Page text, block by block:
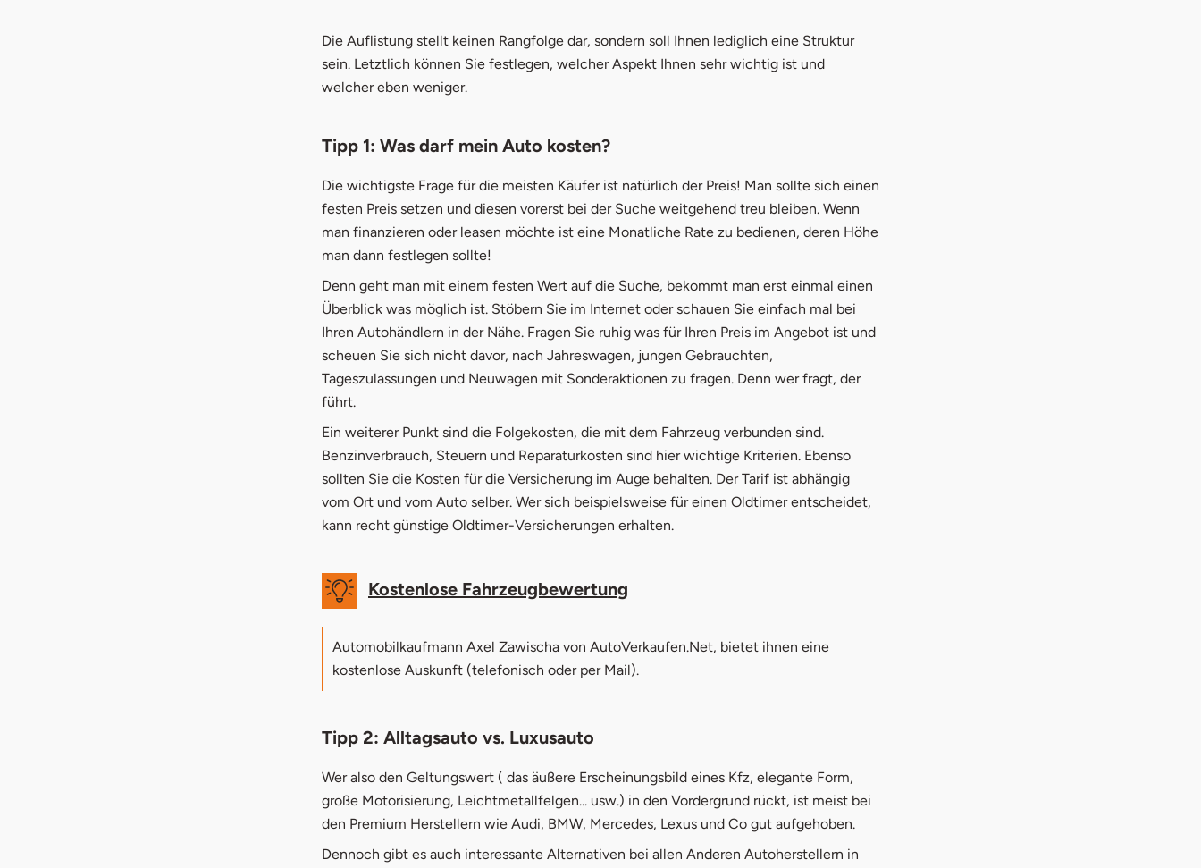
Die Auflistung stellt keinen Rangfolge dar, sondern soll Ihnen lediglich eine Struktur
sein. Letztlich können Sie festlegen, welcher Aspekt Ihnen sehr wichtig ist und
welcher eben weniger.
Tipp 1: Was darf mein Auto kosten?
Die wichtigste Frage für die meisten Käufer ist natürlich der Preis! Man sollte sich einen
festen Preis setzen und diesen vorerst bei der Suche weitgehend treu bleiben. Wenn
man finanzieren oder leasen möchte ist eine Monatliche Rate zu bedienen, deren Höhe
man dann festlegen sollte!
Denn geht man mit einem festen Wert auf die Suche, bekommt man erst einmal einen
Überblick was möglich ist. Stöbern Sie im Internet oder schauen Sie einfach mal bei
Ihren Autohändlern in der Nähe. Fragen Sie ruhig was für Ihren Preis im Angebot ist und
scheuen Sie sich nicht davor, nach Jahreswagen, jungen Gebrauchten,
Tageszulassungen und Neuwagen mit Sonderaktionen zu fragen. Denn wer fragt, der
führt.
Ein weiterer Punkt sind die Folgekosten, die mit dem Fahrzeug verbunden sind.
Benzinverbrauch, Steuern und Reparaturkosten sind hier wichtige Kriterien. Ebenso
sollten Sie die Kosten für die Versicherung im Auge behalten. Der Tarif ist abhängig
vom Ort und vom Auto selber. Wer sich beispielsweise für einen Oldtimer entscheidet,
kann recht günstige Oldtimer-Versicherungen erhalten.
Kostenlose Fahrzeugbewertung
Automobilkaufmann Axel Zawischa von AutoVerkaufen.Netöffnet in neuem Fenster
, bietet ihnen eine
kostenlose Auskunft (telefonisch oder per Mail).
Tipp 2: Alltagsauto vs. Luxusauto
Wer also den Geltungswert ( das äußere Erscheinungsbild eines Kfz, elegante Form,
große Motorisierung, Leichtmetallfelgen... usw.) in den Vordergrund rückt, ist meist bei
den Premium Herstellern wie Audi, BMW, Mercedes, Lexus und Co gut aufgehoben.
Dennoch gibt es auch interessante Alternativen bei allen Anderen Autoherstellern in